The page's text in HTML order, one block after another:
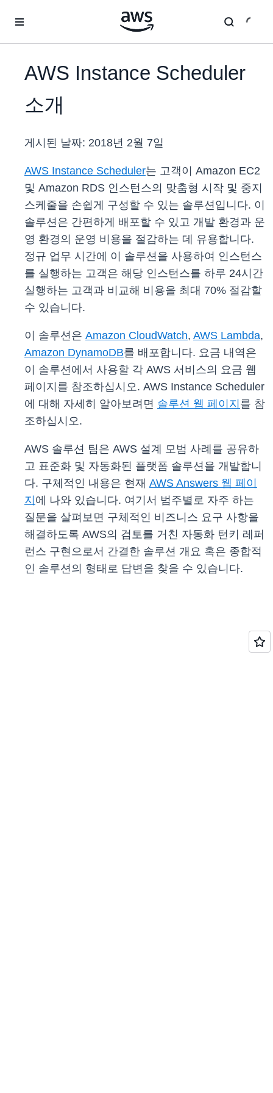
AWS Instance Scheduler
소개
게시된 날짜: 2018년 2월 7일
AWS Instance Scheduler는 고객이 Amazon EC2
및 Amazon RDS 인스턴스의 맞춤형 시작 및 중지
스케줄을 손쉽게 구성할 수 있는 솔루션입니다. 이
솔루션은 간편하게 배포할 수 있고 개발 환경과 운
영 환경의 운영 비용을 절감하는 데 유용합니다.
정규 업무 시간에 이 솔루션을 사용하여 인스턴스
를 실행하는 고객은 해당 인스턴스를 하루 24시간
실행하는 고객과 비교해 비용을 최대 70% 절감할
수 있습니다.
이 솔루션은 Amazon CloudWatch, AWS Lambda,
Amazon DynamoDB를 배포합니다. 요금 내역은
이 솔루션에서 사용할 각 AWS 서비스의 요금 웹
페이지를 참조하십시오. AWS Instance Scheduler
에 대해 자세히 알아보려면 솔루션 웹 페이지 를 참
조하십시오.
AWS 솔루션 팀은 AWS 설계 모범 사례를 공유하
고 표준화 및 자동화된 플랫폼 솔루션을 개발합니
다. 구체적인 내용은 현재 AWS Answers 웹 페이
지 에 나와 있습니다. 여기서 범주별로 자주 하는
질문을 살펴보면 구체적인 비즈니스 요구 사항을
해결하도록 AWS의 검토를 거친 자동화 턴키 레퍼
런스 구현으로서 간결한 솔루션 개요 혹은 종합적
인 솔루션의 형태로 답변을 찾을 수 있습니다.